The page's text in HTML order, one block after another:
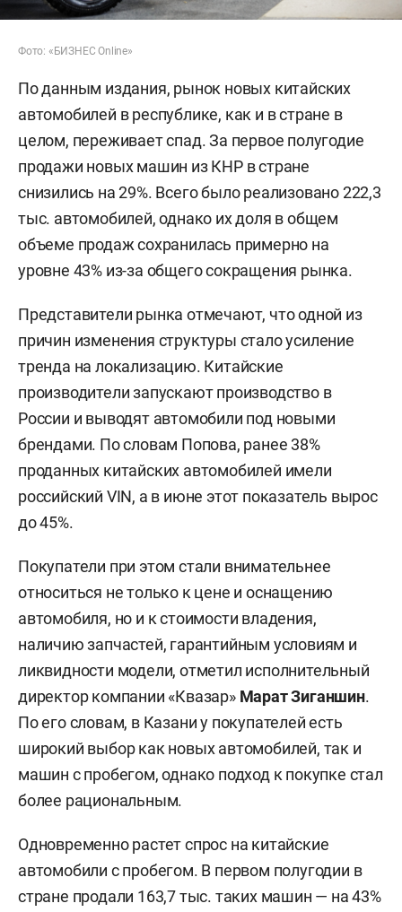
Фото: «БИЗНЕС Online»
По данным издания, рынок новых китайских
автомобилей в республике, как и в стране в
целом, переживает спад. За первое полугодие
продажи новых машин из КНР в стране
снизились на 29%. Всего было реализовано 222,3
тыс. автомобилей, однако их доля в общем
объеме продаж сохранилась примерно на
уровне 43% из-за общего сокращения рынка.
Представители рынка отмечают, что одной из
причин изменения структуры стало усиление
тренда на локализацию. Китайские
производители запускают производство в
России и выводят автомобили под новыми
брендами. По словам Попова, ранее 38%
проданных китайских автомобилей имели
российский VIN, а в июне этот показатель вырос
до 45%.
Покупатели при этом стали внимательнее
относиться не только к цене и оснащению
автомобиля, но и к стоимости владения,
наличию запчастей, гарантийным условиям и
ликвидности модели, отметил исполнительный
директор компании «Квазар» Марат Зиганшин.
По его словам, в Казани у покупателей есть
широкий выбор как новых автомобилей, так и
машин с пробегом, однако подход к покупке стал
более рациональным.
Одновременно растет спрос на китайские
автомобили с пробегом. В первом полугодии в
стране продали 163,7 тыс. таких машин — на 43%